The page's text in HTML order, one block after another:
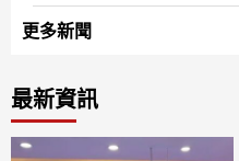
更多新聞
最新資訊